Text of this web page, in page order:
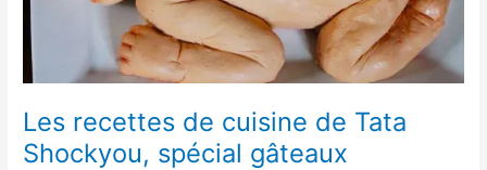
Les recettes de cuisine de Tata
Shockyou, spécial gâteaux
spécial
gâteaux